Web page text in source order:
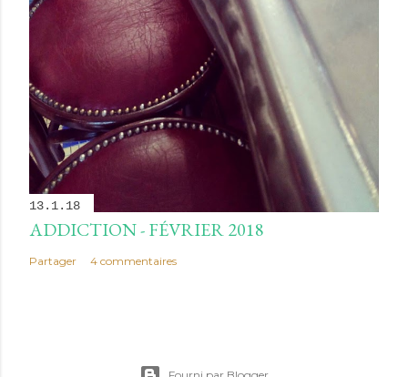
13.1.18
ADDICTION - FÉVRIER 2018
Partager 4 commentaires